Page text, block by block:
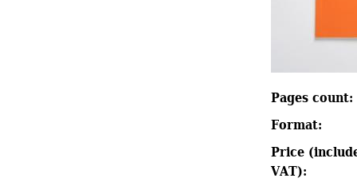
Pages count:
Format:
Price
VAT):